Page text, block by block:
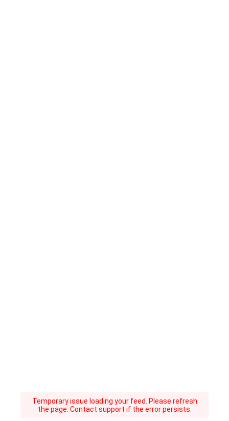
Temporary issue loading your feed. Please refresh
the page. Contact support if the error persists.